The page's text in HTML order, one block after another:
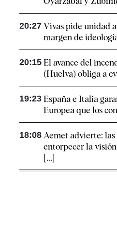
20:27 Vivas pide unidad
margen de
20:15 El avance del
(Huelva) obliga a
19:23 España e Italia
Europea que los
18:08 Aemet advierte:
entorpecer la
[...]